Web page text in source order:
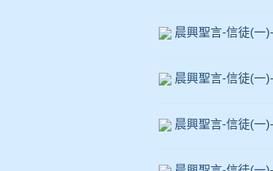
晨興聖言-信徒(一
晨興聖言-信徒(一
晨興聖言-信徒(一